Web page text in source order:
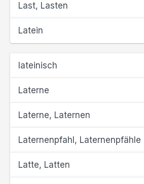
Last, Lasten
Latein
lateinisch
Laterne
Laterne, Laternen
Laternenpfahl, Laternenpfähle
Latte, Latten